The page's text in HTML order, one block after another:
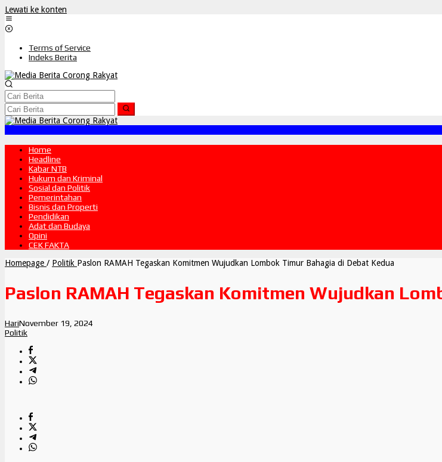
Lewati ke konten
Terms of Service
Indeks Berita
Home
Headline
Kabar NTB
Hukum dan Kriminal
Sosial dan Politik
Pemerintahan
Bisnis dan Properti
Pendidikan
Adat dan Budaya
Opini
CEK FAKTA
Homepage / Politik Paslon RAMAH Tegaskan Komitmen Wujudkan Lombok Timur Bahagia di Debat Kedua
Paslon RAMAH Tegaskan Komitmen Wujudkan
HariNovember 19, 2024
Politik